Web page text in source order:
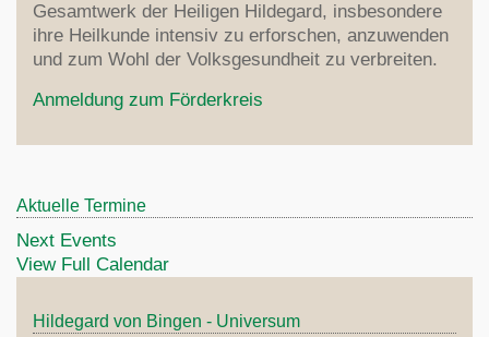
Gesamtwerk der Heiligen Hildegard, insbesondere
ihre Heilkunde intensiv zu erforschen, anzuwenden
und zum Wohl der Volksgesundheit zu verbreiten.
Anmeldung zum Förderkreis
Aktuelle Termine
Next Events
View Full Calendar
Hildegard von Bingen - Universum